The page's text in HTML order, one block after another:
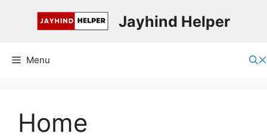
Jayhind Helper
Menu
Home